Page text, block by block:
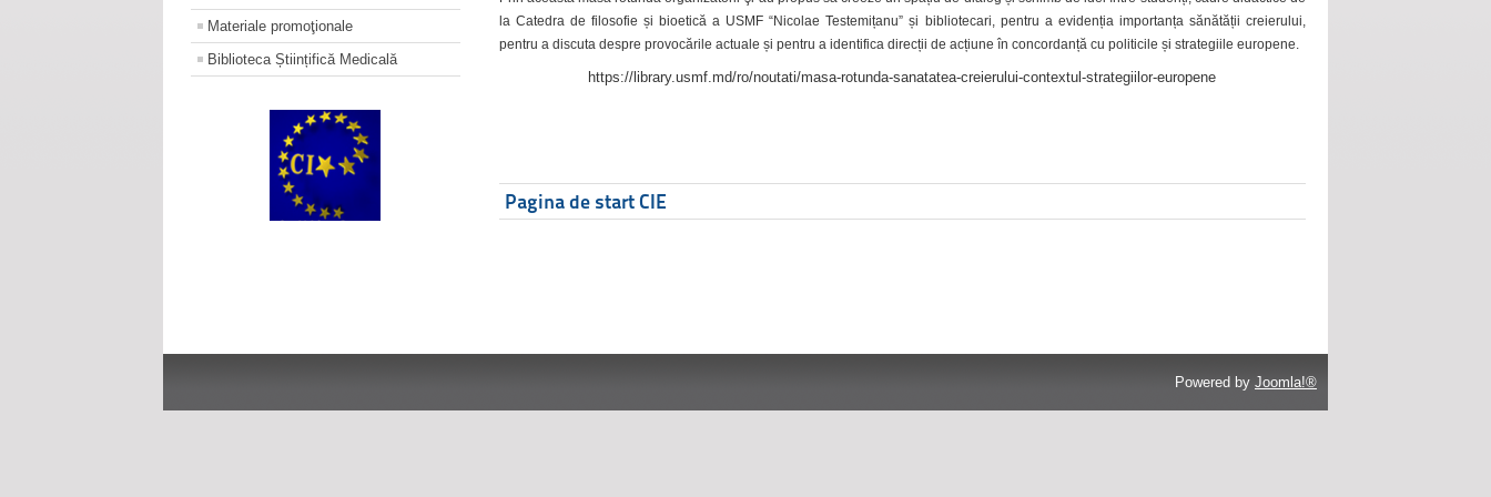
Materiale promoţionale
Biblioteca Științifică Medicală
la Catedra de filosofie și bioetică a USMF “Nicolae Testemițanu” și bibliotecari, pentru a evidenția importanța sănătății creierului,
pentru a discuta despre provocările actuale și pentru a identifica direcții de acțiune în concordanță cu politicile și strategiile europene.
https://library.usmf.md/ro/noutati/masa-rotunda-sanatatea-creierului-contextul-strategiilor-europene
Pagina de start CIE
Powered by Joomla!®